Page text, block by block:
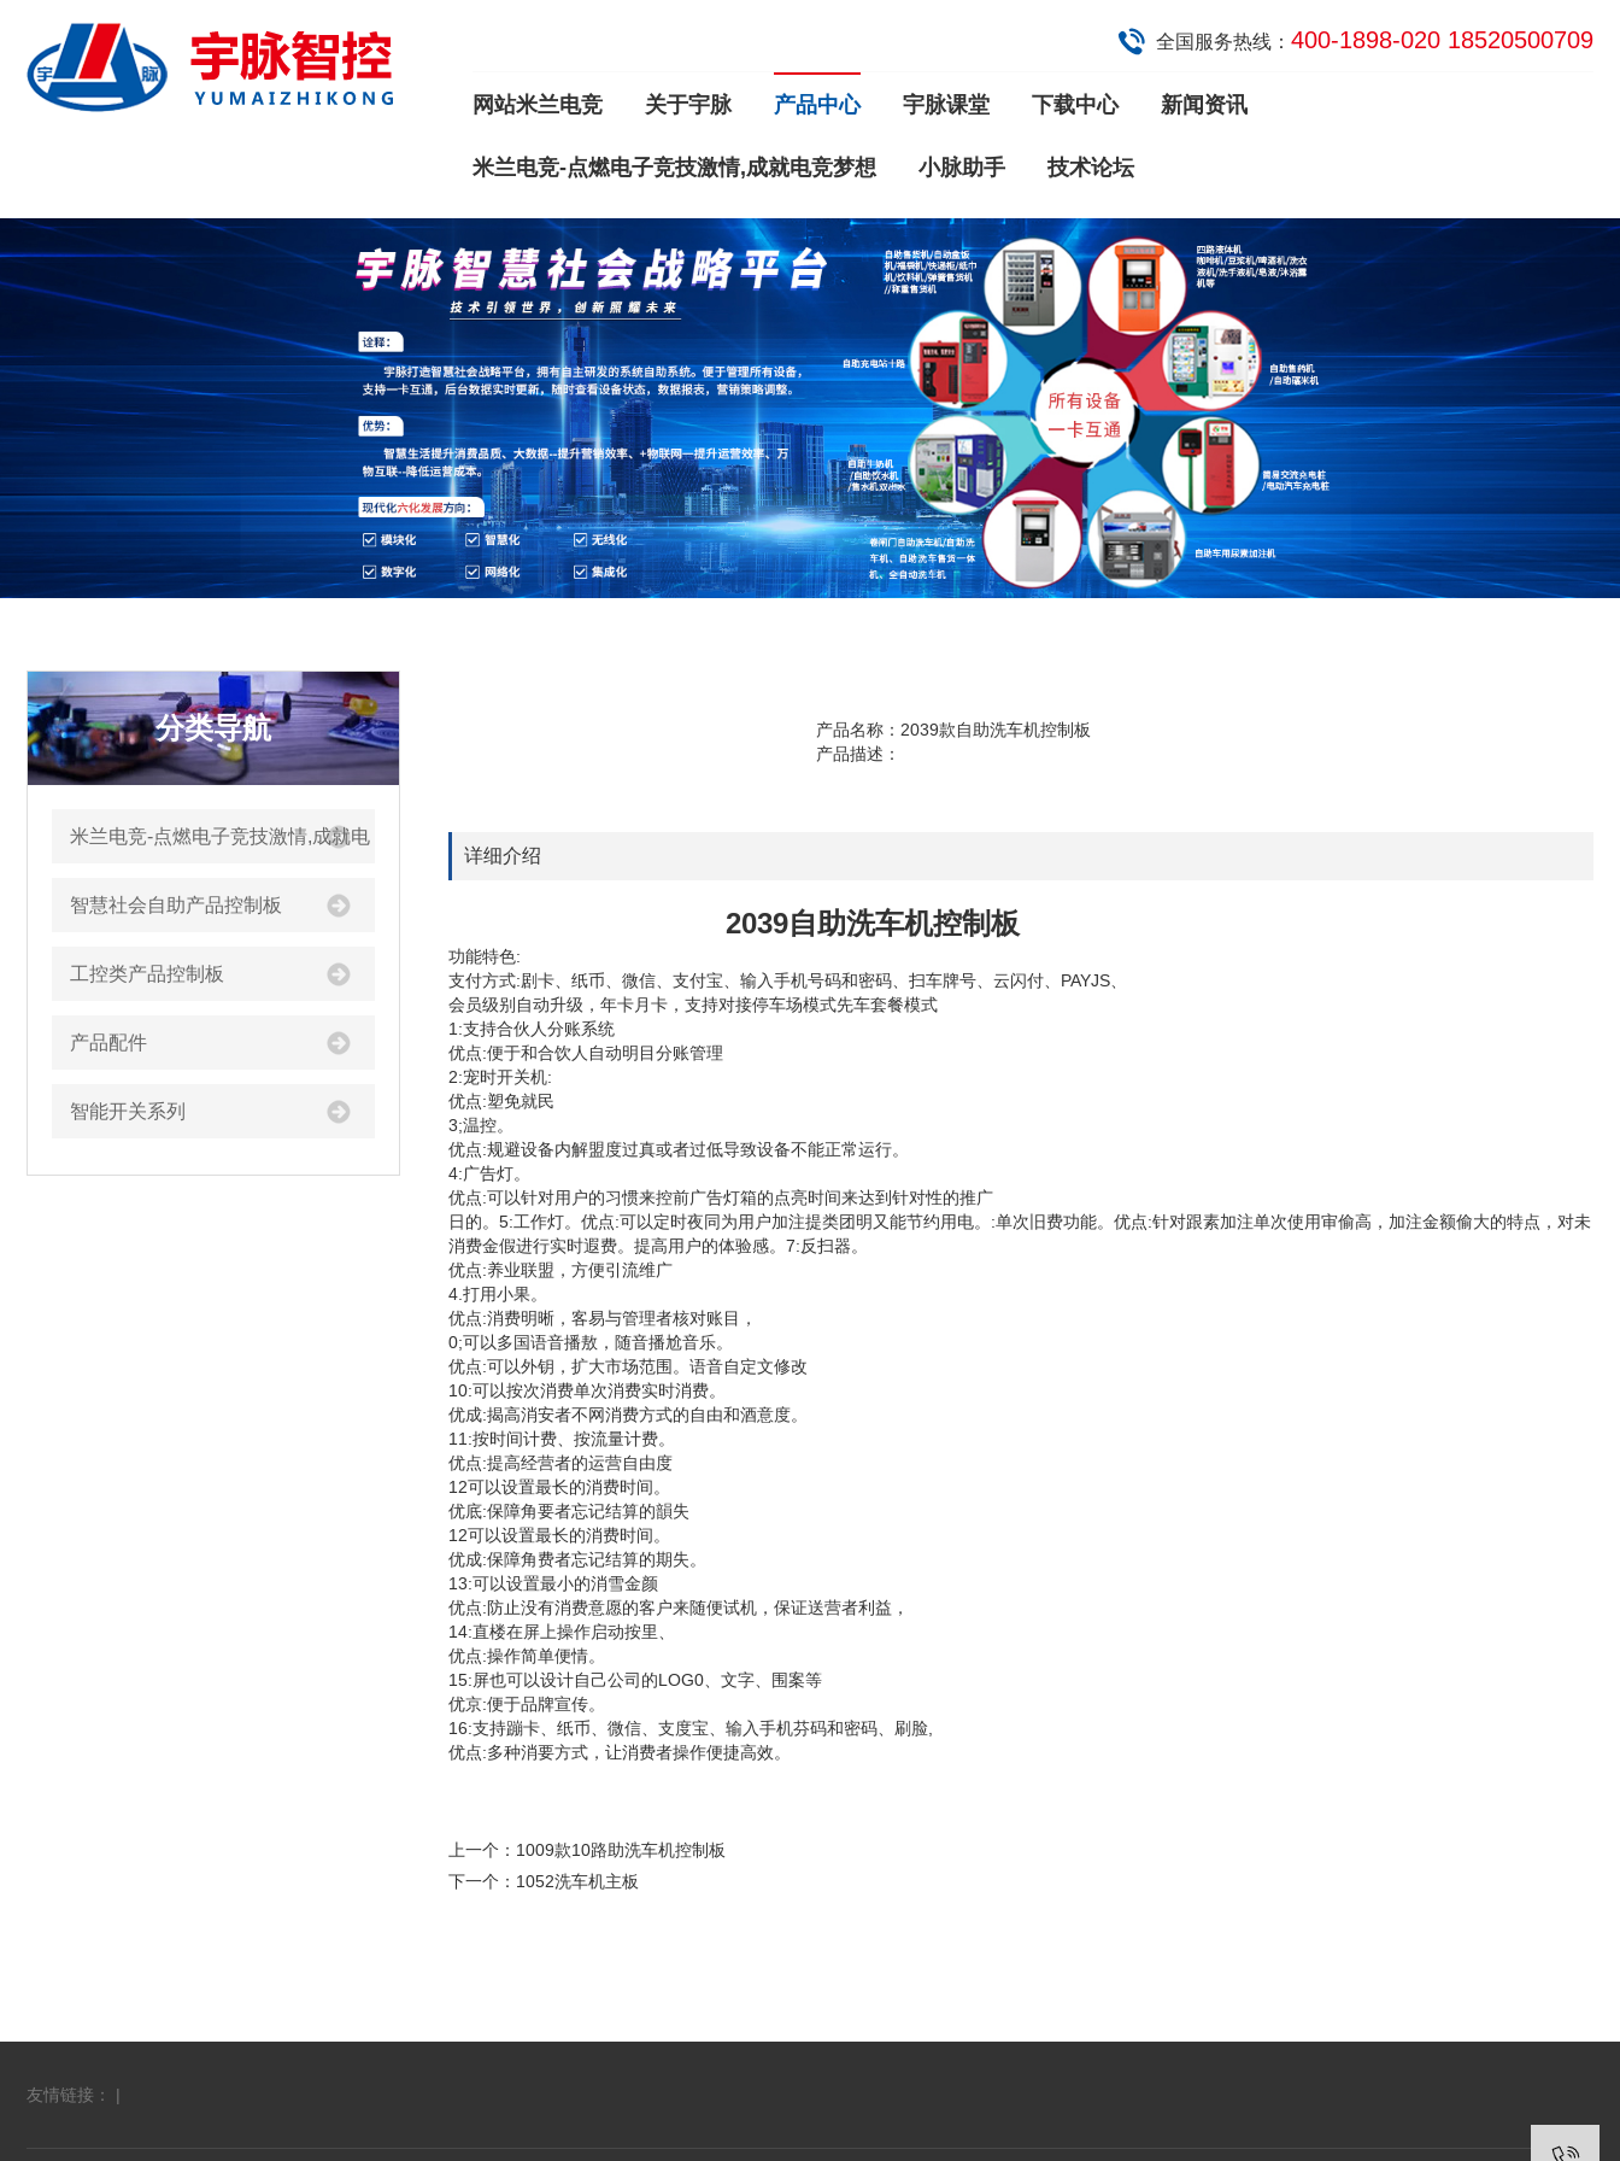
全国服务热线： 400-1898-020 18520500709
网站米兰电竞 关于宇脉 产品中心 宇脉课堂 下载中心 新闻资讯
米兰电竞-点燃电子竞技激情,成就电竞梦想 小脉助手 技术论坛
分类导航
米兰电竞-点燃电子竞技激情,成就电
竞梦想
智慧社会自助产品控制板
工控类产品控制板
产品配件
智能开关系列
产品名称：2039款自助洗车机控制板
产品描述：
详细介绍
2039自助洗车机控制板
功能特色:
支付方式:剧卡、纸币、微信、支付宝、输入手机号码和密码、扫车牌号、云闪付、PAYJS、
会员级别自动升级，年卡月卡，支持对接停车场模式先车套餐模式
1:支持合伙人分账系统
优点:便于和合饮人自动明目分账管理
2:宠时开关机:
优点:塑免就民
3;温控。
优点:规避设备内解盟度过真或者过低导致设备不能正常运行。
4:广告灯。
优点:可以针对用户的习惯来控前广告灯箱的点亮时间来达到针对性的推广
日的。5:工作灯。优点:可以定时夜同为用户加注提类团明又能节约用电。:单次旧费功能。优点:针对跟素加注单次使用审偷高，加注金额偷大的特点，对未
消费金假进行实时遐费。提高用户的体验感。7:反扫器。
优点:养业联盟，方便引流维广
4.打用小果。
优点:消费明晰，客易与管理者核对账目，
0;可以多国语音播敖，随音播尬音乐。
优点:可以外钥，扩大市场范围。语音自定文修改
10:可以按次消费单次消费实时消费。
优成:揭高消安者不网消费方式的自由和酒意度。
11:按时间计费、按流量计费。
优点:提高经营者的运营自由度
12可以设置最长的消费时间。
优底:保障角要者忘记结算的韻失
12可以设置最长的消费时间。
优成:保障角费者忘记结算的期失。
13:可以设置最小的消雪金颜
优点:防止没有消费意愿的客户来随便试机，保证送营者利益，
14:直楼在屏上操作启动按里、
优点:操作简单便情。
15:屏也可以设计自己公司的LOG0、文字、围案等
优京:便于品牌宣传。
16:支持蹦卡、纸币、微信、支度宝、输入手机芬码和密码、刷脸,
优点:多种消要方式，让消费者操作便捷高效。
上一个： 1009款10路助洗车机控制板
下一个： 1052洗车机主板
友情链接： |